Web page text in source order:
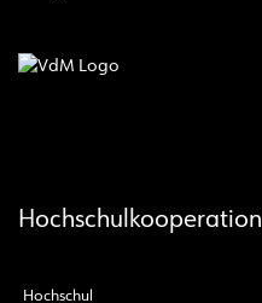
Hochschulkooperation
Hochschul